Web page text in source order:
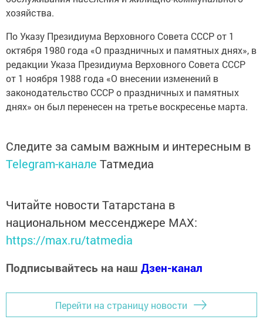
хозяйства.
По Указу Президиума Верховного Совета СССР от 1
октября 1980 года «О праздничных и памятных днях», в
редакции Указа Президиума Верховного Совета СССР
от 1 ноября 1988 года «О внесении изменений в
законодательство СССР о праздничных и памятных
днях» он был перенесен на третье воскресенье марта.
Следите за самым важным и интересным в
Telegram-канале Татмедиа
Читайте новости Татарстана в
национальном мессенджере MАХ:
https://max.ru/tatmedia
Подписывайтесь на наш Дзен-канал
Перейти на страницу новости